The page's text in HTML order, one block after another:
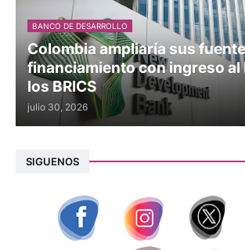
BANCO DE DESARROLLO
Colombia ampliaría sus
financiamiento con ingreso al
los BRICS
julio 30, 2026
SIGUENOS